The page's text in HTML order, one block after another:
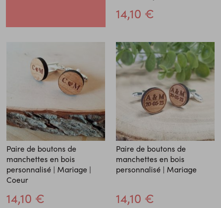
14,10 €
Paire de boutons de
manchettes en bois
personnalisé | Mariage |
Coeur
14,10 €
Paire de boutons de
manchettes en bois
personnalisé | Mariage
14,10 €